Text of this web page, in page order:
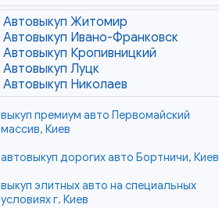
Автовыкуп Житомир
Автовыкуп Ивано-Франковск
Автовыкуп Кропивницкий
Автовыкуп Луцк
Автовыкуп Николаев
выкуп премиум авто Первомайский
массив, Киев
автовыкуп дорогих авто Бортничи, Киев
выкуп элитных авто на специальных
условиях г. Киев